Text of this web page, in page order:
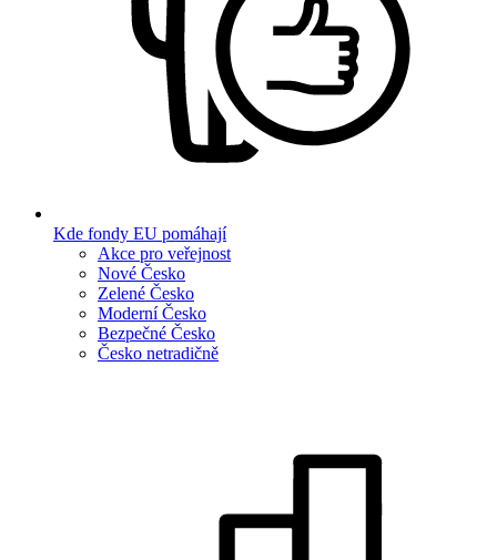
Kde fondy EU pomáhají
Akce pro veřejnost
Nové Česko
Zelené Česko
Moderní Česko
Bezpečné Česko
Česko netradičně